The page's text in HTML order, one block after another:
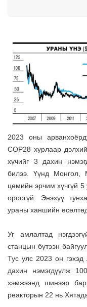
2023 оны
COP28 хурлаар
хүчийг 3 дахин
билээ. Үүнд Монгол,
цөмийн эрчим хүчгүй
ороогүй. Энэхүү
ураны ханшийн
Уг амлалтад
станцын бүтээн
Тус улс 2023 он
дахин нэмэгдүүлж
хэмжээнд шинээр
реакторын 22 нь